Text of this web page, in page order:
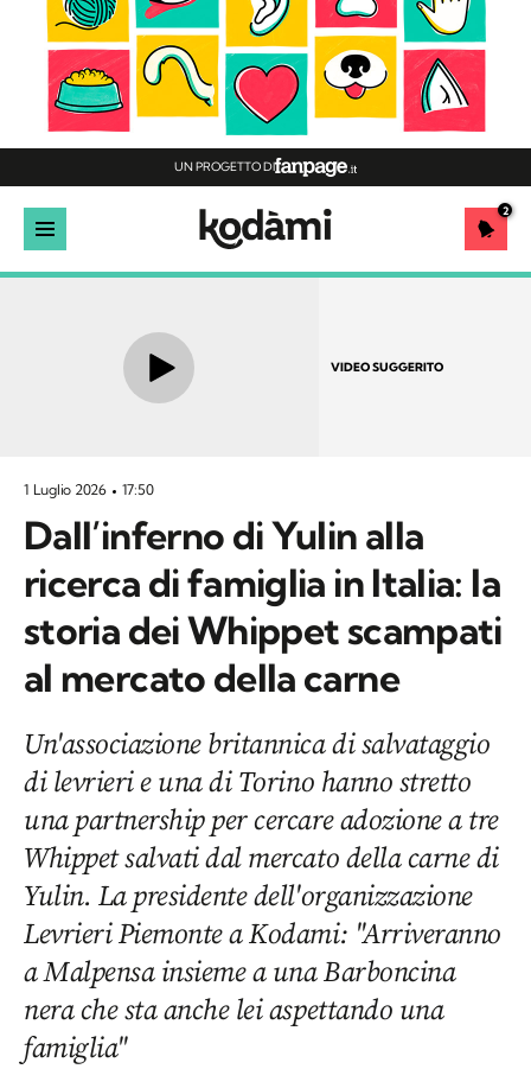
UN PROGETTO DI
2
VIDEO SUGGERITO
1 Luglio 2026 17:50
Dall’inferno di Yulin alla
ricerca di famiglia in Italia: la
storia dei Whippet scampati
al mercato della carne
Un'associazione britannica di salvataggio
di levrieri e una di Torino hanno stretto
una partnership per cercare adozione a tre
Whippet salvati dal mercato della carne di
Yulin. La presidente dell'organizzazione
Levrieri Piemonte a Kodami: "Arriveranno
a Malpensa insieme a una Barboncina
nera che sta anche lei aspettando una
famiglia"